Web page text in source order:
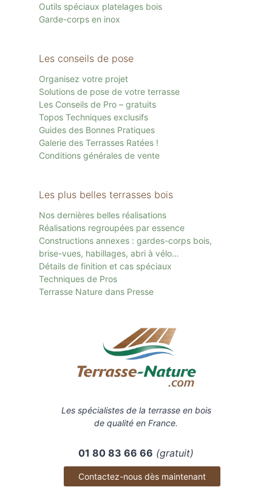
Outils spéciaux platelages bois
Garde-corps en inox
Les conseils de pose
Organisez votre projet
Solutions de pose de votre terrasse
Les Conseils de Pro – gratuits
Topos Techniques exclusifs
Guides des Bonnes Pratiques
Galerie des Terrasses Ratées !
Conditions générales de vente
Les plus belles terrasses bois
Nos dernières belles réalisations
Réalisations regroupées par essence
Constructions annexes : gardes-corps bois,
brise-vues, habillages, abri à vélo…
Détails de finition et cas spéciaux
Techniques de Pros
Terrasse Nature dans Presse
Les spécialistes de la terrasse en bois
de qualité en France.
01 80 83 66 66 (gratuit)
Contactez-nous dès maintenant